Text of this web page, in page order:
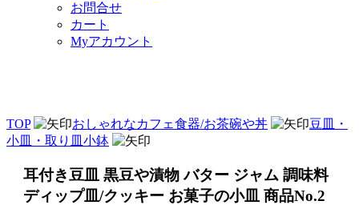
お問合せ
カート
Myアカウント
TOP おしゃれなカフェ食器/お茶碗や丼
豆皿・
小皿・取り皿小鉢
耳付き豆皿 黒豆や漬物 バター ジャム 調味料
ディップ皿/クッキー お菓子の小皿 商品No.2